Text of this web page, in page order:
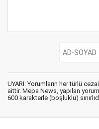
UYARI: Yorumların her türlü
aittir. Mepa News, yapılan
600 karakterle (boşluklu)